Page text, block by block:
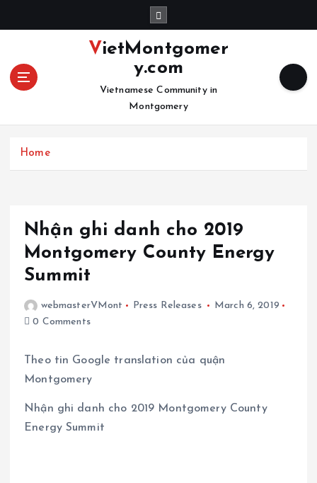
VietMontgomer
y.com
Vietnamese Community in
Montgomery
Home
Nhận ghi danh cho 2019
Montgomery County Energy
Summit
webmasterVMont Press Releases
March 6, 2019
0 Comments
Theo tin Google translation của quận
Montgomery
Nhận ghi danh cho 2019 Montgomery County
Energy Summit